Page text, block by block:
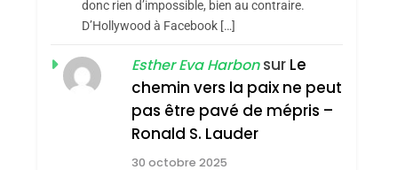
Contre
L’antisémitisme
FIÈRE, DIGNE ET
RÉSILIENTE :
POURQUOI JE
REVENDIQUE MA
JUDAÏTE Par Thérèse
Zrihen-Dvir
ISRAÉL JUDAISME
CE QUI NOUS
MANQUE – Jacques
donc rien d’impossible, bien au contraire.
D’Hollywood à Facebook […]
Esther Eva Harbonsur Le
chemin vers la paix ne peut
pas être pavé de mépris –
Ronald S. Lauder
30 octobre 2025